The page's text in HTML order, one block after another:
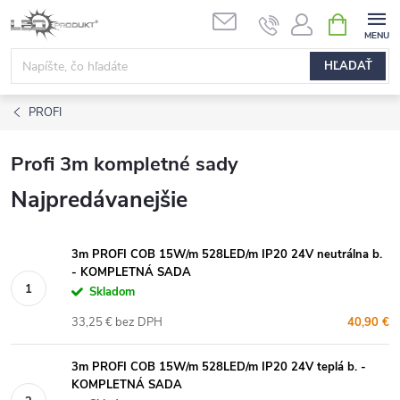
Prejsť
na
obsah
HĽADAŤ
KOŠÍK
PROFI
Profi 3m kompletné sady
Najpredávanejšie
3m PROFI COB 15W/m 528LED/m IP20 24V neutrálna b.
- KOMPLETNÁ SADA
Skladom
40,90 €
33,25 € bez DPH
3m PROFI COB 15W/m 528LED/m IP20 24V teplá b. -
KOMPLETNÁ SADA